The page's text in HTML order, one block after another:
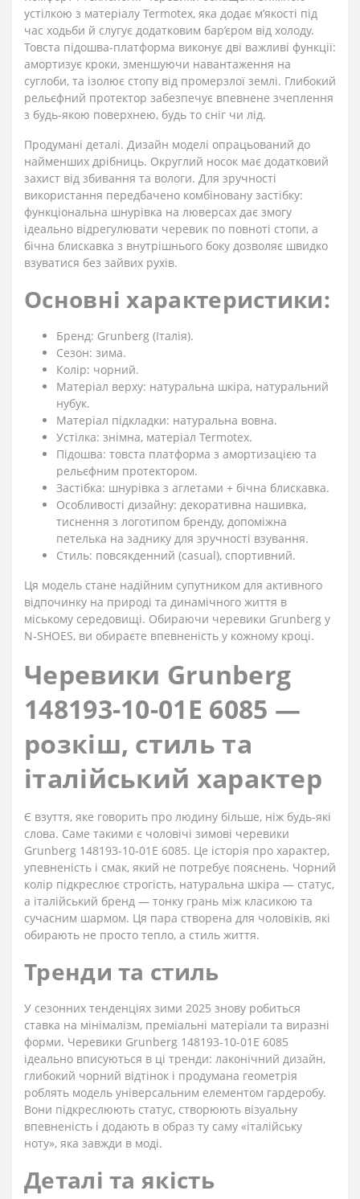
устілкою з матеріалу Termotex, яка додає м’якості під
час ходьби й слугує додатковим бар’єром від холоду.
Товста підошва-платформа виконує дві важливі функції:
амортизує кроки, зменшуючи навантаження на
суглоби, та ізолює стопу від промерзлої землі. Глибокий
рельєфний протектор забезпечує впевнене зчеплення
з будь-якою поверхнею, будь то сніг чи лід.
Продумані деталі. Дизайн моделі опрацьований до
найменших дрібниць. Округлий носок має додатковий
захист від збивання та вологи. Для зручності
використання передбачено комбіновану застібку:
функціональна шнурівка на люверсах дає змогу
ідеально відрегулювати черевик по повноті стопи, а
бічна блискавка з внутрішнього боку дозволяє швидко
взуватися без зайвих рухів.
Основні характеристики:
Бренд: Grunberg (Італія).
Сезон: зима.
Колір: чорний.
Матеріал верху: натуральна шкіра, натуральний
нубук.
Матеріал підкладки: натуральна вовна.
Устілка: знімна, матеріал Termotex.
Підошва: товста платформа з амортизацією та
рельєфним протектором.
Застібка: шнурівка з аглетами + бічна блискавка.
Особливості дизайну: декоративна нашивка,
тиснення з логотипом бренду, допоміжна
петелька на заднику для зручності взування.
Стиль: повсякденний (casual), спортивний.
Ця модель стане надійним супутником для активного
відпочинку на природі та динамічного життя в
міському середовищі. Обираючи черевики Grunberg у
N-SHOES, ви обираєте впевненість у кожному кроці.
Черевики Grunberg
148193-10-01E 6085 —
розкіш, стиль та
італійський характер
Є взуття, яке говорить про людину більше, ніж будь-які
слова. Саме такими є чоловічі зимові черевики
Grunberg 148193-10-01E 6085. Це історія про характер,
упевненість і смак, який не потребує пояснень. Чорний
колір підкреслює строгість, натуральна шкіра — статус,
а італійський бренд — тонку грань між класикою та
сучасним шармом. Ця пара створена для чоловіків, які
обирають не просто тепло, а стиль життя.
Тренди та стиль
У сезонних тенденціях зими 2025 знову робиться
ставка на мінімалізм, преміальні матеріали та виразні
форми. Черевики Grunberg 148193-10-01E 6085
ідеально вписуються в ці тренди: лаконічний дизайн,
глибокий чорний відтінок і продумана геометрія
роблять модель універсальним елементом гардеробу.
Вони підкреслюють статус, створюють візуальну
впевненість і додають в образ ту саму «італійську
ноту», яка завжди в моді.
Деталі та якість